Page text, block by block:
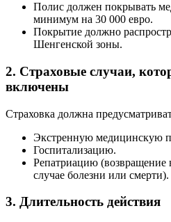
Полис должен покрывать
минимум на 30 000 евро.
Покрытие должно
Шенгенской зоны.
2. Страховые случаи,
включены
Страховка должна
Экстренную медицинскую
Госпитализацию.
Репатриацию (возвращение
случае болезни или смерти).
3. Длительность действия